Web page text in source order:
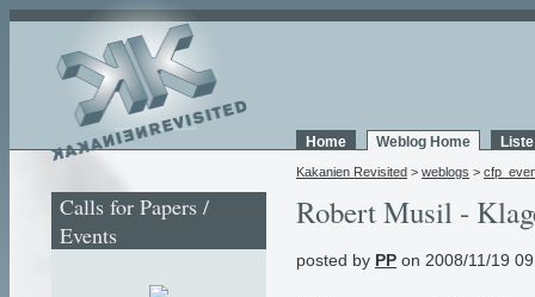
Home Weblog Home
Kakanien Revisited > weblogs >
Robert Musil -
posted by PP on 2008/11/19
Calls for Papers /
Events